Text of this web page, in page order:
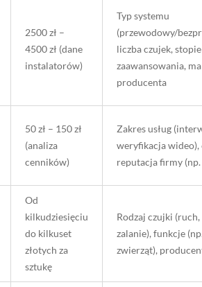
2500 zł –
4500 zł (dane
instalatorów)
Typ systemu
(przewodowy/
liczba czujek,
zaawansowania,
producenta
50 zł – 150 zł
(analiza
cenników)
Zakres usług
weryfikacja wideo),
reputacja firmy
Od
kilkudziesięciu
do kilkuset
złotych za
sztukę
Rodzaj czujki (ruch,
zalanie), funkcje
zwierząt),